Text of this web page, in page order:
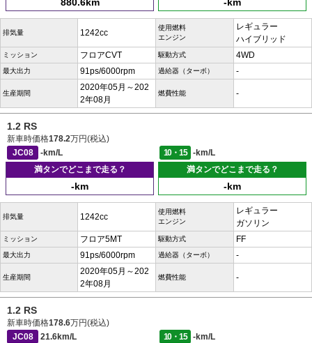
880.6km -km
排気量 1242cc
使用燃料
エンジン
レギュラー
ハイブリッド
ミッション フロアCVT 駆動方式 4WD
最大出力 91ps/6000rpm 過給器（ターボ） -
生産期間
2020年05月～202
2年08月
燃費性能 -
1.2 RS
新車時価格178.2万円(税込)
JC08
-km/L 10・15
-km/L
満タンでどこまで走る？
-km
満タンでどこまで走る？
-km
排気量 1242cc
使用燃料
エンジン
レギュラー
ガソリン
ミッション フロア5MT 駆動方式 FF
最大出力 91ps/6000rpm 過給器（ターボ） -
生産期間
2020年05月～202
2年08月
燃費性能 -
1.2 RS
新車時価格178.6万円(税込)
JC08
21.6km/L 10・15
-km/L